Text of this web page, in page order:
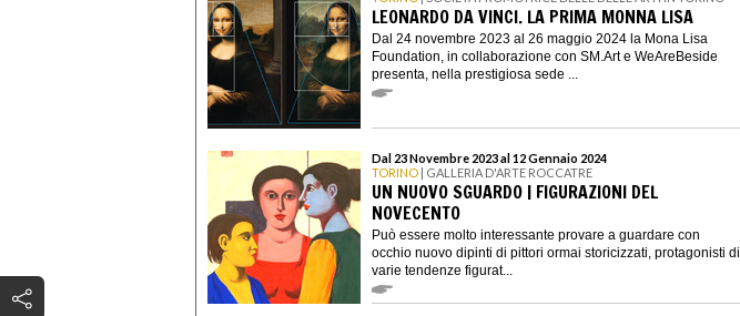
LEONARDO DA VINCI. LA PRIMA MONNA LISA
Dal 24 novembre 2023 al 26 maggio 2024 la Mona Lisa
Foundation, in collaborazione con SM.Art e WeAreBeside
presenta, nella prestigiosa sede ...
Dal 23 Novembre 2023 al 12 Gennaio 2024
TORINO | GALLERIA D'ARTE ROCCATRE
UN NUOVO SGUARDO | FIGURAZIONI DEL
NOVECENTO
Può essere molto interessante provare a guardare con
occhio nuovo dipinti di pittori ormai storicizzati, protagonisti di
varie tendenze figurat...